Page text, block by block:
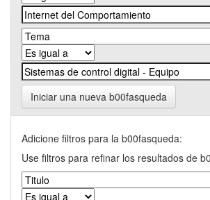
Iniciar una nueva b00fasqueda
Adicione filtros para la b00fasqueda:
Use filtros para refinar los resultados de